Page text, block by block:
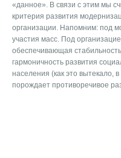
«данное». В связи с этим мы
критерия развития
организации. Напомним: под
участия масс. Под
обеспечивающая
гармоничность развития
населения (как это вытекало,
порождает противоречивое